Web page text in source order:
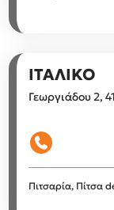
ΙΤΑΛΙΚΟ
Γεωργιάδου 2,
Πιτσαρία, Πίτσα